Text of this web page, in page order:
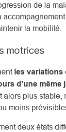
de la
la mobilité.
motrices
les variations
d'une même
alors plus stable,
moins
deux états